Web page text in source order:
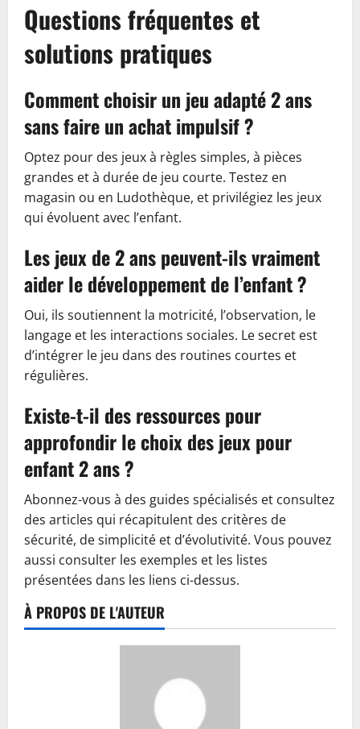
Questions fréquentes et
solutions pratiques
Comment choisir un jeu adapté 2 ans
sans faire un achat impulsif ?
Optez pour des jeux à règles simples, à pièces
grandes et à durée de jeu courte. Testez en
magasin ou en Ludothèque, et privilégiez les jeux
qui évoluent avec l’enfant.
Les jeux de 2 ans peuvent-ils vraiment
aider le développement de l’enfant ?
Oui, ils soutiennent la motricité, l’observation, le
langage et les interactions sociales. Le secret est
d’intégrer le jeu dans des routines courtes et
régulières.
Existe-t-il des ressources pour
approfondir le choix des jeux pour
enfant 2 ans ?
Abonnez-vous à des guides spécialisés et consultez
des articles qui récapitulent des critères de
sécurité, de simplicité et d’évolutivité. Vous pouvez
aussi consulter les exemples et les listes
présentées dans les liens ci-dessus.
À PROPOS DE L'AUTEUR